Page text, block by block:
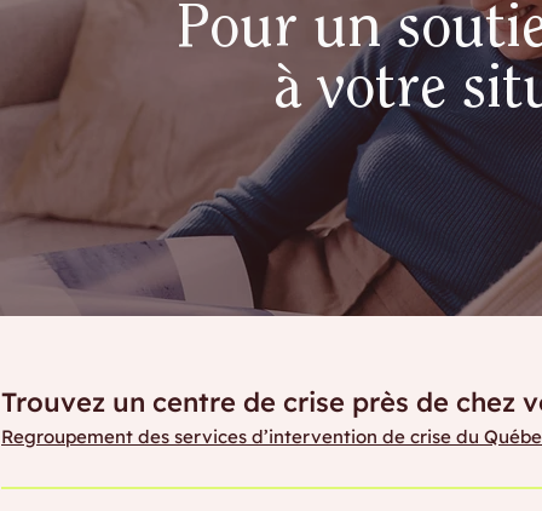
Pour un
à votre
Trouvez un centre de crise près de chez
Regroupement des services d’intervention de crise du